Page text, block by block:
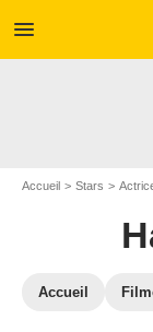
menu
Accueil Stars
Accueil